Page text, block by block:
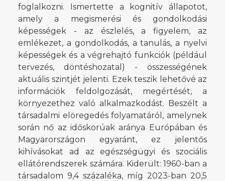
foglalkozni. Ismertette a kognitív állapotot,
amely a megismerési és gondolkodási
képességek - az észlelés, a figyelem, az
emlékezet, a gondolkodás, a tanulás, a nyelvi
képességek és a végrehajtó funkciók (például
tervezés, döntéshozatal) - összességének
aktuális szintjét jelenti. Ezek teszik lehetővé az
információk feldolgozását, megértését, a
környezethez való alkalmazkodást. Beszélt a
társadalmi elöregedés folyamatáról, amelynek
során nő az időskorúak aránya Európában és
Magyarországon egyaránt, ez jelentős
kihívásokat ad az egészségügyi és szociális
ellátórendszerek számára. Kiderült: 1960-ban a
társadalom 9,4 százaléka, míg 2023-ban 20,5